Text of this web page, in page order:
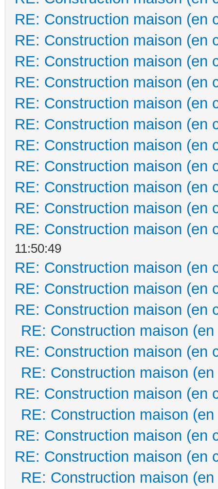
RE: Construction maison (en
RE: Construction maison (en
RE: Construction maison (en
RE: Construction maison (en
RE: Construction maison (en
RE: Construction maison (en
RE: Construction maison (en
RE: Construction maison (en
RE: Construction maison (en
RE: Construction maison (en
RE: Construction maison (en
11:50:49
RE: Construction maison (en
RE: Construction maison (en
RE: Construction maison (en
RE: Construction maison
RE: Construction maison (en
RE: Construction maison
RE: Construction maison (en
RE: Construction maison
RE: Construction maison (en
RE: Construction maison (en
RE: Construction maison